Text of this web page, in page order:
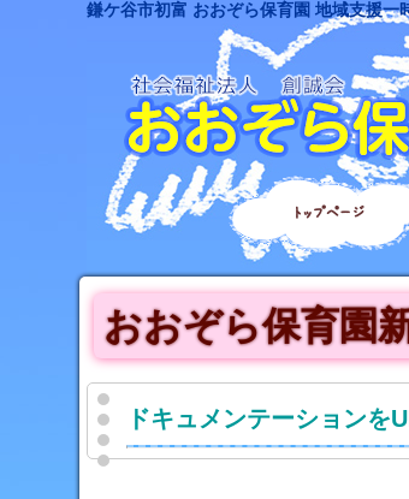
鎌ケ谷市初富 おおぞら保育園 地域支援一
トップページ
おおぞら保育園
ドキュメンテーションを